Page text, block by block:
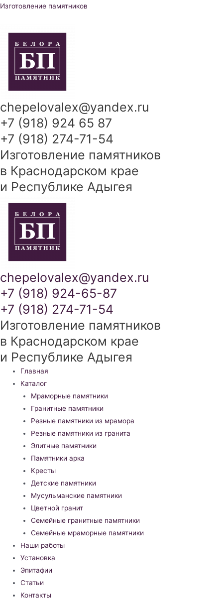
Перейти
Изготовление памятников
chepelovalex@yandex.ru
+7 (918) 924 65 87
+7 (918) 274-71-54
Изготовление памятников
в Краснодарском крае
и Республике Адыгея
chepelovalex@yandex.ru
+7 (918) 924-65-87
+7 (918) 274-71-54
Изготовление памятников
в Краснодарском крае
и Республике Адыгея
Меню
Главная
Каталог
Мраморные памятники
Гранитные памятники
Резные памятники из мрамора
Резные памятники из гранита
Элитные памятники
Памятники арка
Кресты
Детские памятники
Мусульманские памятники
Цветной гранит
Семейные гранитные памятники
Семейные мраморные памятники
Наши работы
Установка
Эпитафии
Статьи
Контакты